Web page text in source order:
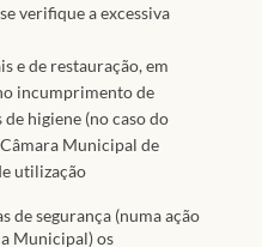
verifique a excessiva
e de restauração, em
incumprimento de
higiene (no caso do
Municipal de
utilização
de segurança (numa ação
Municipal) os